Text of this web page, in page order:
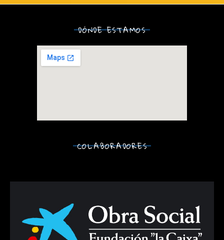
DÓNDE ESTAMOS
COLABORADORES